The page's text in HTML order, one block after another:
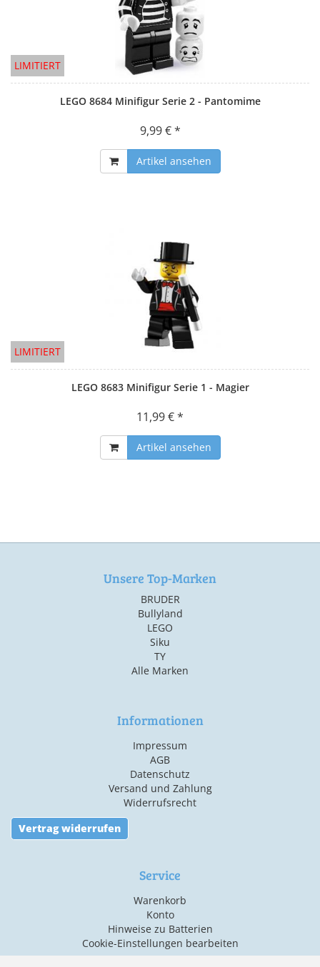
LIMITIERT
LEGO 8684 Minifigur Serie 2 - Pantomime
9,99 € *
Artikel ansehen
LIMITIERT
LEGO 8683 Minifigur Serie 1 - Magier
11,99 € *
Artikel ansehen
Unsere Top-Marken
BRUDER
Bullyland
LEGO
Siku
TY
Alle Marken
Informationen
Impressum
AGB
Datenschutz
Versand und Zahlung
Widerrufsrecht
Vertrag widerrufen
Service
Warenkorb
Konto
Hinweise zu Batterien
Cookie-Einstellungen bearbeiten